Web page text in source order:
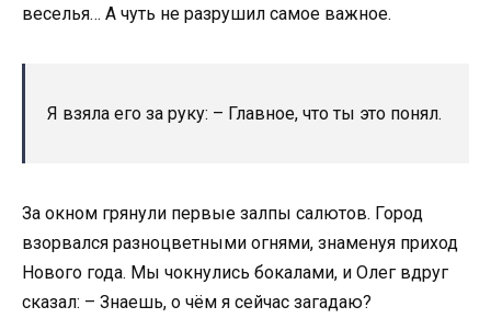
веселья… А чуть не разрушил самое важное.
Я взяла его за руку: – Главное, что ты это понял.
За окном грянули первые залпы салютов. Город
взорвался разноцветными огнями, знаменуя приход
Нового года. Мы чокнулись бокалами, и Олег вдруг
сказал: – Знаешь, о чём я сейчас загадаю?